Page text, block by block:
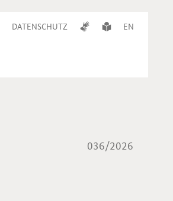
DATENSCHUTZ EN
036/2026